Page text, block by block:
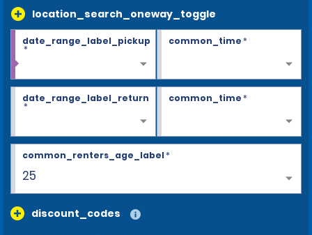
location_search_oneway_toggle
date_range_label_pickup
*
common_time*
date_range_label_return
*
common_time*
25
common_renters_age_label*
discount_codes